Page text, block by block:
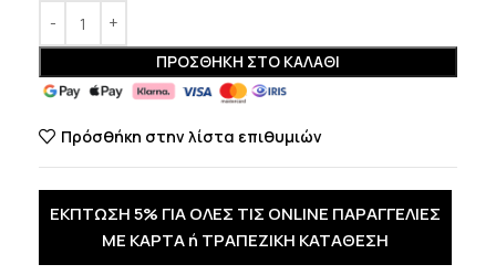
ΠΡΟΣΘΉΚΗ ΣΤΟ ΚΑΛΆΘΙ
Πρόσθήκη στην λίστα επιθυμιών
ΕΚΠΤΩΣΗ 5% ΓΙΑ ΟΛΕΣ ΤΙΣ ONLINE ΠΑΡΑΓΓΕΛΙΕΣ
ΜΕ ΚΑΡΤΑ ή ΤΡΑΠΕΖΙΚΗ ΚΑΤΑΘΕΣΗ